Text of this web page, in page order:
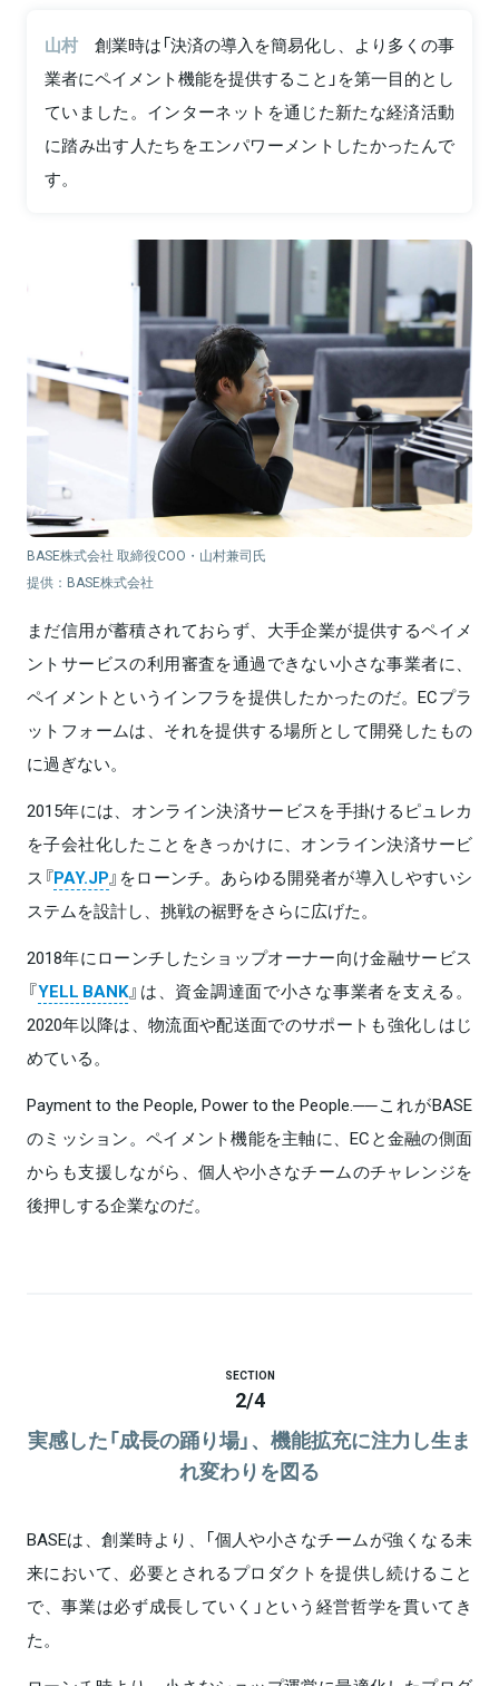
山村
創業時は「決済の導入を簡易化し、より多くの事
業者にペイメント機能を提供すること」を第一目的とし
ていました。インターネットを通じた新たな経済活動
に踏み出す人たちをエンパワーメントしたかったんで
す。
BASE株式会社 取締役COO・山村兼司氏
提供：BASE株式会社
まだ信用が蓄積されておらず、大手企業が提供するペイメ
ントサービスの利用審査を通過できない小さな事業者に、
ペイメントというインフラを提供したかったのだ。ECプラ
ットフォームは、それを提供する場所として開発したもの
に過ぎない。
2015年には、オンライン決済サービスを手掛けるピュレカ
を子会社化したことをきっかけに、オンライン決済サービ
ス『PAY.JP』をローンチ。あらゆる開発者が導入しやすいシ
ステムを設計し、挑戦の裾野をさらに広げた。
2018年にローンチしたショップオーナー向け金融サービス
『YELL BANK』は、資金調達面で小さな事業者を支える。
2020年以降は、物流面や配送面でのサポートも強化しはじ
めている。
Payment to the People, Power to the People.──これがBASE
のミッション。ペイメント機能を主軸に、ECと金融の側面
からも支援しながら、個人や小さなチームのチャレンジを
後押しする企業なのだ。
SECTION
2/4
実感した「成長の踊り場」、機能拡充に注力し生ま
れ変わりを図る
BASEは、創業時より、「個人や小さなチームが強くなる未
来において、必要とされるプロダクトを提供し続けること
で、事業は必ず成長していく」という経営哲学を貫いてき
た。